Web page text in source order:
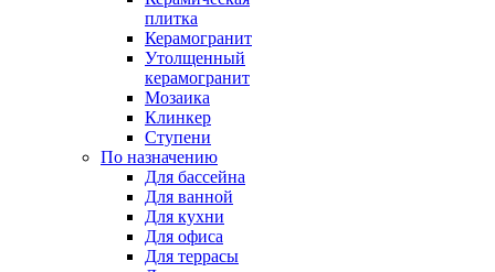
плитка
Керамогранит
Утолщенный
керамогранит
Мозаика
Клинкер
Ступени
По назначению
Для бассейна
Для ванной
Для кухни
Для офиса
Для террасы